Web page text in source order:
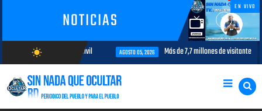
NOTICIAS
EN VIVO
wb_sunny
AGOSTO/8/2026
para la aviación civil AGOSTO 05, 2026 Más de 7,7 millones de visitantes